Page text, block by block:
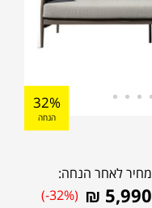
32%
הנחה
מחיר לאחר הנחה:
₪ 5,990
(-32%)